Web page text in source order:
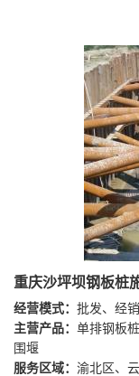
重庆沙坪坝钢板桩
经营模式： 批发、经
主营产品： 单排钢板
围堰
服务区域： 渝北区、